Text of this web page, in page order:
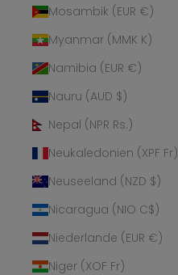
Mosambik (EUR €)
Myanmar (MMK K)
Namibia (EUR €)
Nauru (AUD $)
Nepal (NPR Rs.)
Neukaledonien (XPF Fr)
Neuseeland (NZD $)
Nicaragua (NIO C$)
Niederlande (EUR €)
Niger (XOF Fr)